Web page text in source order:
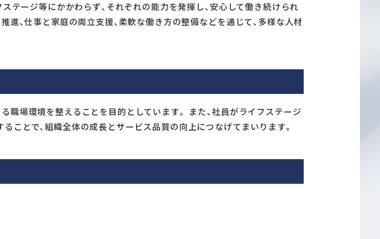
テージ等にかかわらず、それぞれの能力を発揮し、安心して働き続けられ
進、仕事と家庭の両立支援、柔軟な働き方の整備などを通じて、多様な人材
職場環境を整えることを目的としています。 また、社員がライフステージ
ことで、組織全体の成長とサービス品質の向上につなげてまいります。